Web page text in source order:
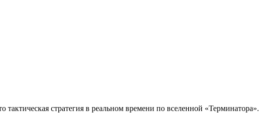
стратегия в реальном времени по вселенной «Терминатора».